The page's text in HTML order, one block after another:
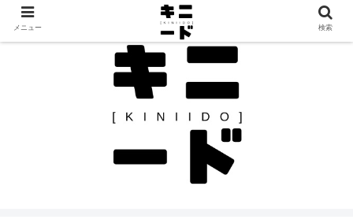
見つけたモノを、見つけたままに。カルチャーと日常のレビュー帖
メニュー 検索